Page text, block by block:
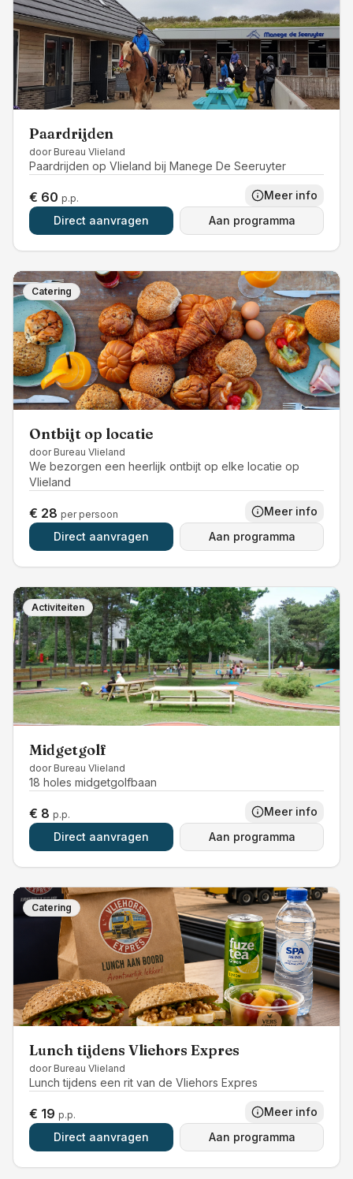
Paardrijden
door Bureau Vlieland
Paardrijden op Vlieland bij Manege De Seeruyter
€ 60 p.p.
Meer info
Direct aanvragen
Aan programma
Catering
Ontbijt op locatie
door Bureau Vlieland
We bezorgen een heerlijk ontbijt op elke locatie op
Vlieland
€ 28 per persoon
Meer info
Direct aanvragen
Aan programma
Activiteiten
Midgetgolf
door Bureau Vlieland
18 holes midgetgolfbaan
€ 8 p.p.
Meer info
Direct aanvragen
Aan programma
Catering
Lunch tijdens Vliehors Expres
door Bureau Vlieland
Lunch tijdens een rit van de Vliehors Expres
€ 19 p.p.
Meer info
Direct aanvragen
Aan programma